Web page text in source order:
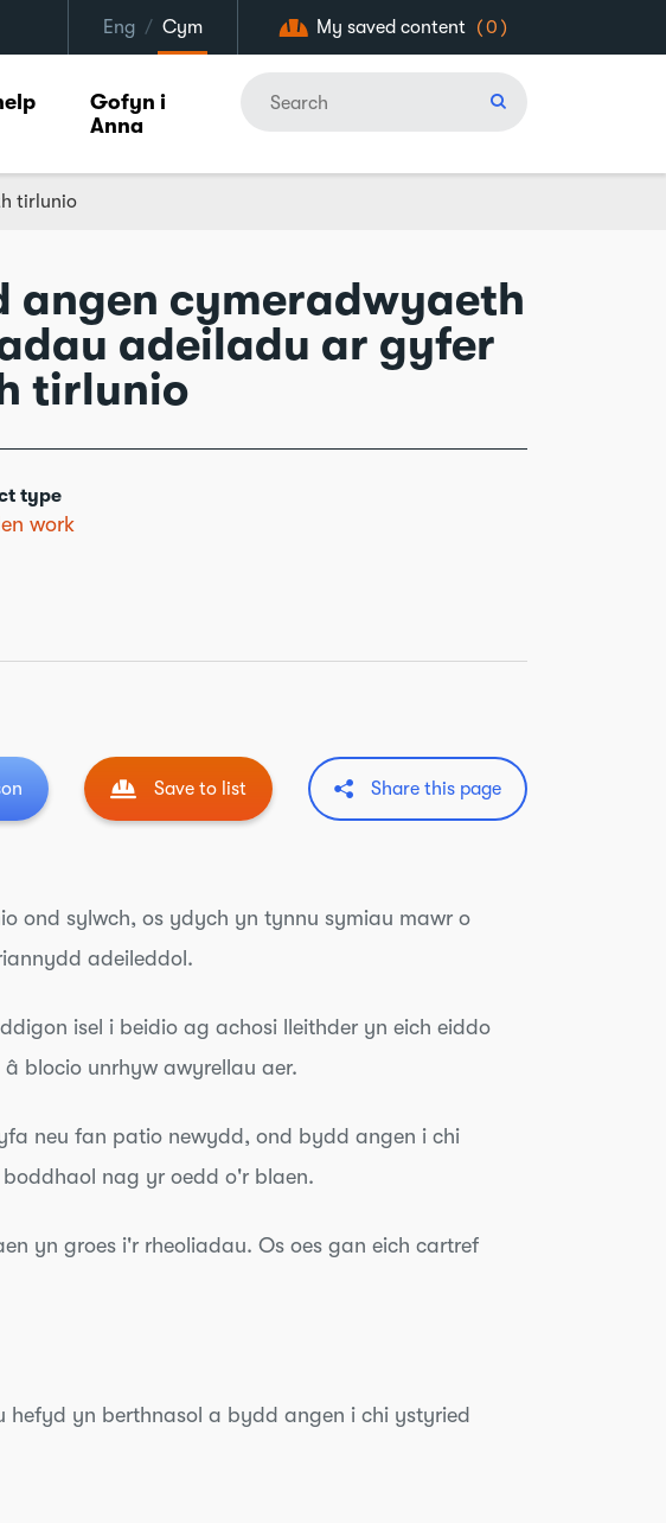
Eng / Cym My saved content (0)
Gofyn i
Anna
tirlunio
angen cymeradwyaeth
adeiladu ar gyfer
tirlunio
type
work
Save to list Share this page
ond sylwch, os ydych yn tynnu symiau mawr o
adeileddol.
isel i beidio ag achosi lleithder yn eich eiddo
blocio unrhyw awyrellau aer.
neu fan patio newydd, ond bydd angen i chi
nag yr oedd o'r blaen.
yn groes i'r rheoliadau. Os oes gan eich cartref
yn berthnasol a bydd angen i chi ystyried